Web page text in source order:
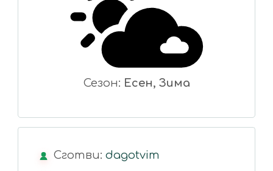
Сезон: Есен, Зима
Сготви: dagotvim